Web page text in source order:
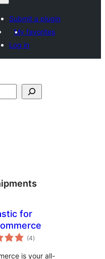
Submit a plugin
My favorites
Log in
for
(4གདེང་
འཇོག་
ཚང་།
)
is your all-